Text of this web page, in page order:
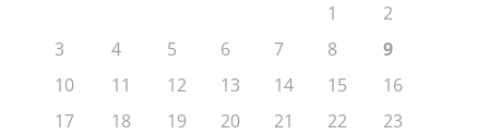
1
2
3
4 5 6 7 8
9
10
11 12 13 14 15
16
17
18 19 20 21 22
23